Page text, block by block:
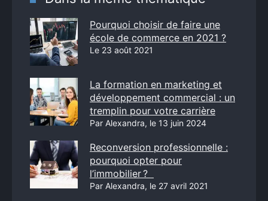
Pourquoi choisir de faire une
école de commerce en 2021 ?
Le 23 août 2021
La formation en marketing et
développement commercial : un
tremplin pour votre carrière
Par Alexandra, le 13 juin 2024
Reconversion professionnelle :
pourquoi opter pour
l’immobilier ?
Par Alexandra, le 27 avril 2021